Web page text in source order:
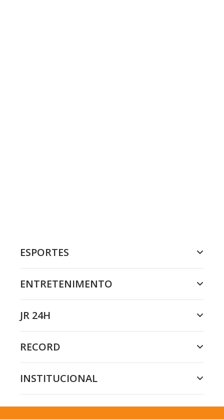
ESPORTES
ENTRETENIMENTO
JR 24H
RECORD
INSTITUCIONAL